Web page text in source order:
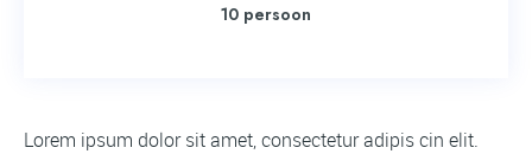
10 persoon
Lorem ipsum dolor sit amet, consectetur adipis cin elit.